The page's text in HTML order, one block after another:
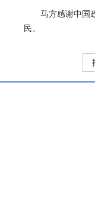
马方感谢中国
民。